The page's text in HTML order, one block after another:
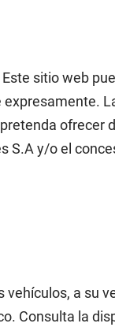
sitio web
expresamente.
ofrecer
S.A y/o el
a su
Consulta la